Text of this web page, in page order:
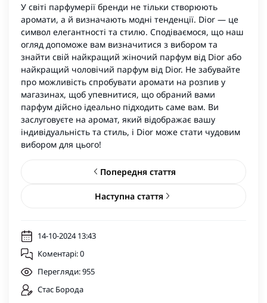
У світі парфумерії бренди не тільки створюють
аромати, а й визначають модні тенденції. Dior — це
символ елегантності та стилю. Сподіваємося, що наш
огляд допоможе вам визначитися з вибором та
знайти свій найкращий жіночий парфум від Dior або
найкращий чоловічий парфум від Dior. Не забувайте
про можливість спробувати аромати на розпив у
магазинах, щоб упевнитися, що обраний вами
парфум дійсно ідеально підходить саме вам. Ви
заслуговуєте на аромат, який відображає вашу
індивідуальність та стиль, і Dior може стати чудовим
вибором для цього!
Попередня стаття
Наступна стаття
14-10-2024 13:43
Коментарі: 0
Перегляди: 955
Стас Борода